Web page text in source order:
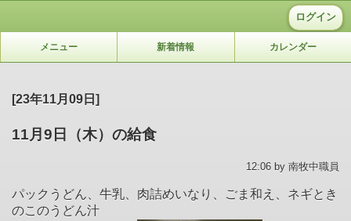
ログイン
メニュー 新着情報 カレンダー
[23年11月09日]
11月9日（木）の給食
12:06 by 南牧中職員
パックうどん、牛乳、肉詰めいなり、ごま和え、ネギとき
のこのうどん汁